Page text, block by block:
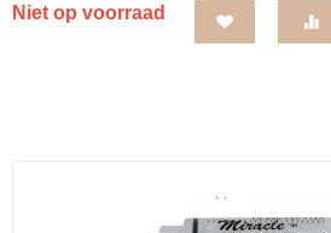
Niet op voorraad